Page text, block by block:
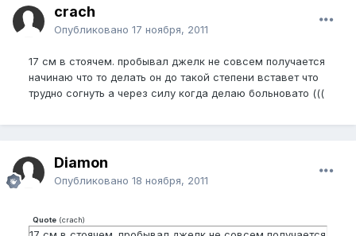
crach
Опубликовано 17 ноября, 2011
17 см в стоячем. пробывал джелк не совсем получается
начинаю что то делать он до такой степени вставет что
трудно согнуть а через силу когда делаю больновато (((
Diamon
Опубликовано 18 ноября, 2011
Quote (crach)